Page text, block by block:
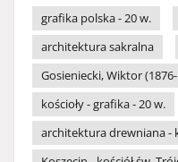
grafika polska - 20 w.
architektura sakralna
Gosieniecki, Wiktor
kościoły - grafika - 20 w.
architektura drewniana -